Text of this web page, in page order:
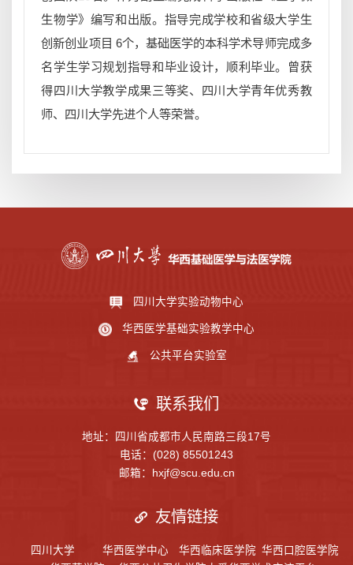
生物学》编写和出版。指导完成学校和省级大学生
创新创业项目 6个，基础医学的本科学术导师完成多
名学生学习规划指导和毕业设计，顺利毕业。曾获
得四川大学教学成果三等奖、四川大学青年优秀教
师、四川大学先进个人等荣誉。
四川大学实验动物中心
华西医学基础实验教学中心
公共平台实验室
联系我们
地址：四川省成都市人民南路三段17号
电话：(028) 85501243
邮箱：hxjf@scu.edu.cn
友情链接
四川大学 华西医学中心 华西临床医学院 华西口腔医学院